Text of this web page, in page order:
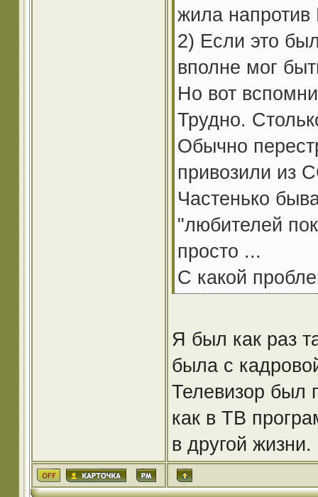
жила
2) Если это
вполне мог
Но вот
Трудно.
Обычно
привозили из
Частенько
"любителей
просто ...
С какой
Я был как раз
была с
Телевизор был
как в ТВ
в другой жизни.